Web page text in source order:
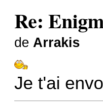
Re:
de Arrakis
Je t'ai